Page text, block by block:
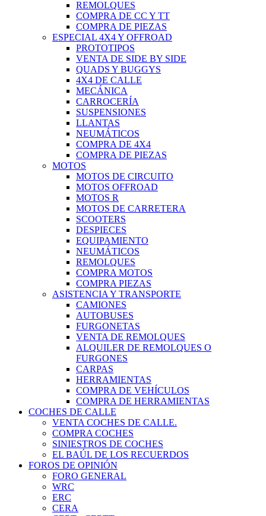
REMOLQUES
COMPRA DE CC Y TT
COMPRA DE PIEZAS
ESPECIAL 4X4 Y OFFROAD
PROTOTIPOS
VENTA DE SIDE BY SIDE
QUADS Y BUGGYS
4X4 DE CALLE
MECÁNICA
CARROCERÍA
SUSPENSIONES
LLANTAS
NEUMÁTICOS
COMPRA DE 4X4
COMPRA DE PIEZAS
MOTOS
MOTOS DE CIRCUITO
MOTOS OFFROAD
MOTOS R
MOTOS DE CARRETERA
SCOOTERS
DESPIECES
EQUIPAMIENTO
NEUMÁTICOS
REMOLQUES
COMPRA MOTOS
COMPRA PIEZAS
ASISTENCIA Y TRANSPORTE
CAMIONES
AUTOBUSES
FURGONETAS
VENTA DE REMOLQUES
ALQUILER DE REMOLQUES O
FURGONES
CARPAS
HERRAMIENTAS
COMPRA DE VEHÍCULOS
COMPRA DE HERRAMIENTAS
COCHES DE CALLE
VENTA COCHES DE CALLE.
COMPRA COCHES
SINIESTROS DE COCHES
EL BAÚL DE LOS RECUERDOS
FOROS DE OPINIÓN
FORO GENERAL
WRC
ERC
CERA